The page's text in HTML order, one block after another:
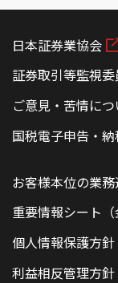
日本証券業協会
証券取引等監視
ご意見・苦情につ
国税電子申告・
お客様本位の業
重要情報シート（
個人情報保護方針
利益相反管理方針